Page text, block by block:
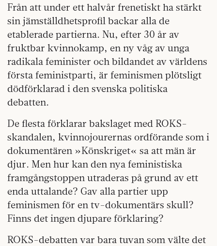
Från att under ett halvår frenetiskt ha stärkt
sin jämställdhetsprofil backar alla de
etablerade partierna. Nu, efter 30 år av
fruktbar kvinnokamp, en ny våg av unga
radikala feminister och bildandet av världens
första feministparti, är feminismen plötsligt
dödförklarad i den svenska politiska
debatten.
De flesta förklarar bakslaget med ROKS-
skandalen, kvinnojourernas ordförande som i
dokumentären »Könskriget« sa att män är
djur. Men hur kan den nya feministiska
framgångstoppen utraderas på grund av ett
enda uttalande? Gav alla partier upp
feminismen för en tv-dokumentärs skull?
Finns det ingen djupare förklaring?
ROKS-debatten var bara tuvan som välte det